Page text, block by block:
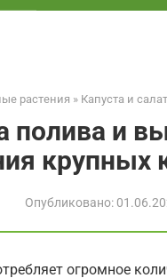
растения » Капуста и
полива и
крупных
Опубликовано:
огромное